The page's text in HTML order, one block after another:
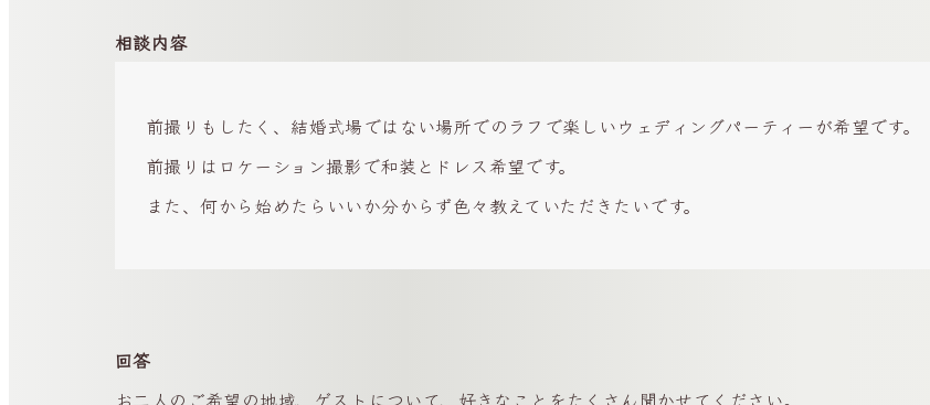
相談内容
前撮りもしたく、結婚式場ではない場所でのラフで楽しいウェディングパーティーが希望です。
前撮りはロケーション撮影で和装とドレス希望です。
また、何から始めたらいいか分からず色々教えていただきたいです。
回答
お二人のご希望の地域、ゲストについて、好きなことをたくさん聞かせてください。